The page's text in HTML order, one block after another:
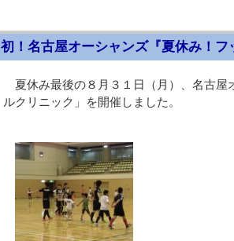
初！名古屋オーシャンズ『夏休み！
夏休み最後の８月３１日（月）、名古
ルクリニック」を開催しました。